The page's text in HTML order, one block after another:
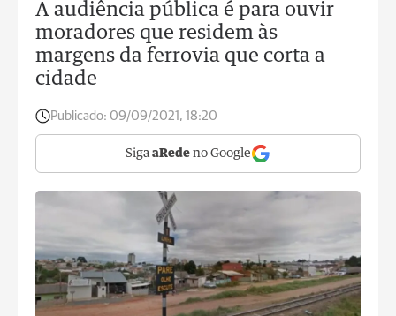
A audiência pública é para ouvir
moradores que residem às
margens da ferrovia que corta a
cidade
Publicado: 09/09/2021, 18:20
Siga aRede no Google